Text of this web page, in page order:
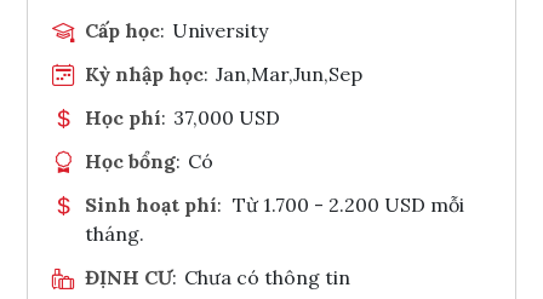
Cấp học: University
Kỳ nhập học: Jan,Mar,Jun,Sep
Học phí: 37,000 USD
Học bổng: Có
Sinh hoạt phí: Từ 1.700 - 2.200 USD mỗi
tháng.
ĐỊNH CƯ: Chưa có thông tin